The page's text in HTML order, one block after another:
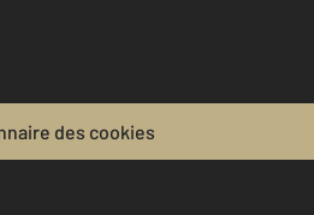
des cookies